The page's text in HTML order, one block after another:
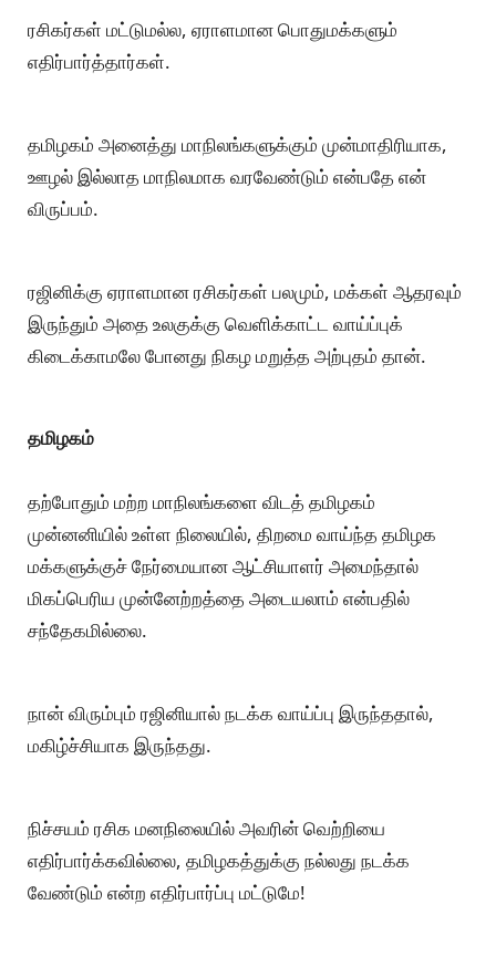
ரசிகர்கள் மட்டுமல்ல, ஏராளமான பொதுமக்களும்
எதிர்பார்த்தார்கள்.
தமிழகம் அனைத்து மாநிலங்களுக்கும் முன்மாதிரியாக,
ஊழல் இல்லாத மாநிலமாக வரவேண்டும் என்பதே என்
விருப்பம்.
ரஜினிக்கு ஏராளமான ரசிகர்கள் பலமும், மக்கள் ஆதரவும்
இருந்தும் அதை உலகுக்கு வெளிக்காட்ட வாய்ப்புக்
கிடைக்காமலே போனது நிகழ மறுத்த அற்புதம் தான்.
தமிழகம்
தற்போதும் மற்ற மாநிலங்களை விடத் தமிழகம்
முன்னனியில் உள்ள நிலையில், திறமை வாய்ந்த தமிழக
மக்களுக்குச் நேர்மையான ஆட்சியாளர் அமைந்தால்
மிகப்பெரிய முன்னேற்றத்தை அடையலாம் என்பதில்
சந்தேகமில்லை.
நான் விரும்பும் ரஜினியால் நடக்க வாய்ப்பு இருந்ததால்,
மகிழ்ச்சியாக இருந்தது.
நிச்சயம் ரசிக மனநிலையில் அவரின் வெற்றியை
எதிர்பார்க்கவில்லை, தமிழகத்துக்கு நல்லது நடக்க
வேண்டும் என்ற எதிர்பார்ப்பு மட்டுமே!